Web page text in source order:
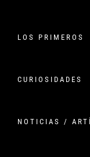
LOS PRIMEROS
CURIOSIDADES
NOTICIAS /
EL LÍO